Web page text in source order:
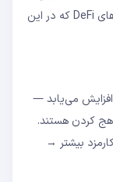
فشار فروش را جذب می‌کند — برخلاف اکثر توکن‌های DeFi که در این
می‌یابد —
هج کردن هستند.
بیشتر →